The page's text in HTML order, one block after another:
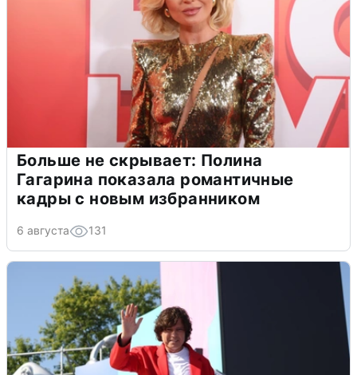
Больше не скрывает: Полина
Гагарина показала романтичные
кадры с новым избранником
6 августа 131